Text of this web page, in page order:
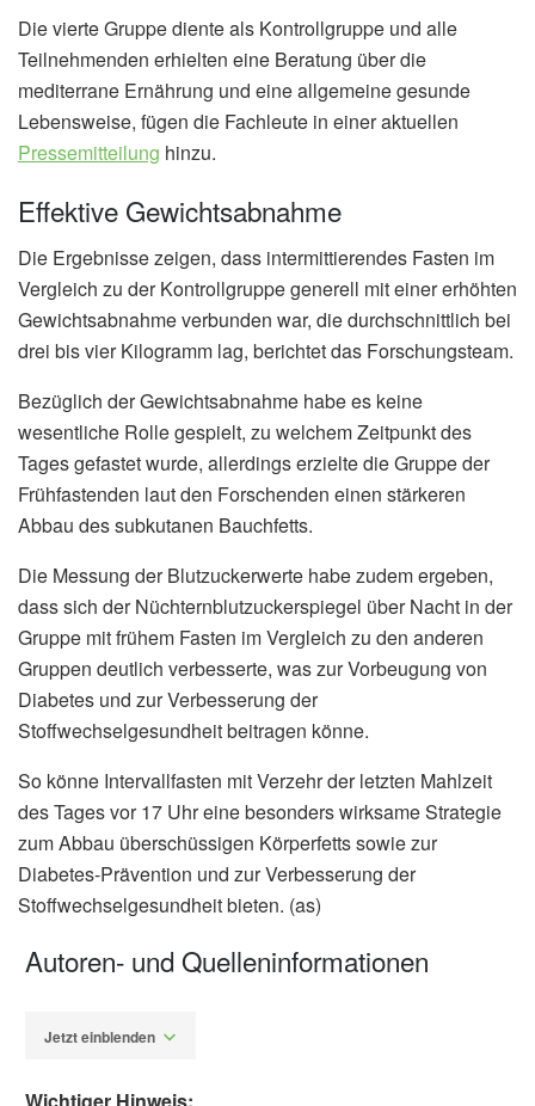
Die vierte Gruppe diente als Kontrollgruppe und alle
Teilnehmenden erhielten eine Beratung über die
mediterrane Ernährung und eine allgemeine gesunde
Lebensweise, fügen die Fachleute in einer aktuellen
Pressemitteilung hinzu.
Effektive Gewichtsabnahme
Die Ergebnisse zeigen, dass intermittierendes Fasten im
Vergleich zu der Kontrollgruppe generell mit einer erhöhten
Gewichtsabnahme verbunden war, die durchschnittlich bei
drei bis vier Kilogramm lag, berichtet das Forschungsteam.
Bezüglich der Gewichtsabnahme habe es keine
wesentliche Rolle gespielt, zu welchem Zeitpunkt des
Tages gefastet wurde, allerdings erzielte die Gruppe der
Frühfastenden laut den Forschenden einen stärkeren
Abbau des subkutanen Bauchfetts.
Die Messung der Blutzuckerwerte habe zudem ergeben,
dass sich der Nüchternblutzuckerspiegel über Nacht in der
Gruppe mit frühem Fasten im Vergleich zu den anderen
Gruppen deutlich verbesserte, was zur Vorbeugung von
Diabetes und zur Verbesserung der
Stoffwechselgesundheit beitragen könne.
So könne Intervallfasten mit Verzehr der letzten Mahlzeit
des Tages vor 17 Uhr eine besonders wirksame Strategie
zum Abbau überschüssigen Körperfetts sowie zur
Diabetes-Prävention und zur Verbesserung der
Stoffwechselgesundheit bieten. (as)
Autoren- und Quelleninformationen
Jetzt einblenden